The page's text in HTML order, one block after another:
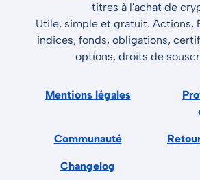
titres à l'achat de
Utile, simple et gratuit. Actions,
indices, fonds, obligations,
options, droits de
Mentions légales
Communauté
Changelog